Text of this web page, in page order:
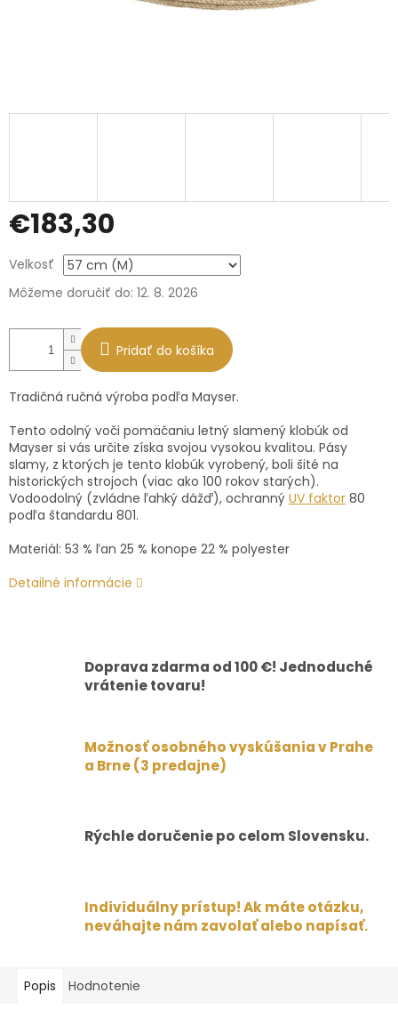
€183,30
Jednotková
cena:
Velkosť
Môžeme doručiť do: 12. 8. 2026
Pridať do košíka
Tradičná ručná výroba podľa Mayser.
Tento odolný voči pomäčaniu letný slamený klobúk od
Mayser si vás určite získa svojou vysokou kvalitou. Pásy
slamy, z ktorých je tento klobúk vyrobený, boli šité na
historických strojoch (viac ako 100 rokov starých).
Vodoodolný (zvládne ľahký dážď), ochranný UV faktor 80
podľa štandardu 801.
Materiál: 53 % ľan 25 % konope 22 % polyester
Detailné informácie
Doprava zdarma od 100 €! Jednoduché
vrátenie tovaru!
Možnosť osobného vyskúšania v Prahe
a Brne (3 predajne)
Rýchle doručenie po celom Slovensku.
Individuálny prístup! Ak máte otázku,
neváhajte nám zavolať alebo napísať.
Popis Hodnotenie